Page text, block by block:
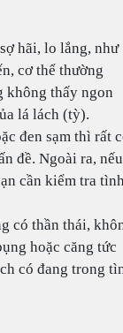
hãi, lo lắng, như
cơ thể thường
không thấy ngon
lá lách (tỳ).
đen sạm thì rất
đề. Ngoài ra, nếu
cần kiểm tra
có thần thái,
hoặc căng tức
có đang trong